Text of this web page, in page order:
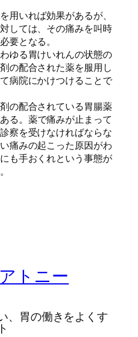
用いれば効果があるが、
しては、その痛みを叫時
要となる。
ゆる胃けいれんの状態の
の配合された薬を服用し
病院にかけつけることで
の配合されている胃腸薬
る。薬で痛みが止まって
察を受けなければならな
痛みの起こった原因がわ
も手おくれという事態が
トニー
、胃の働きをよくす